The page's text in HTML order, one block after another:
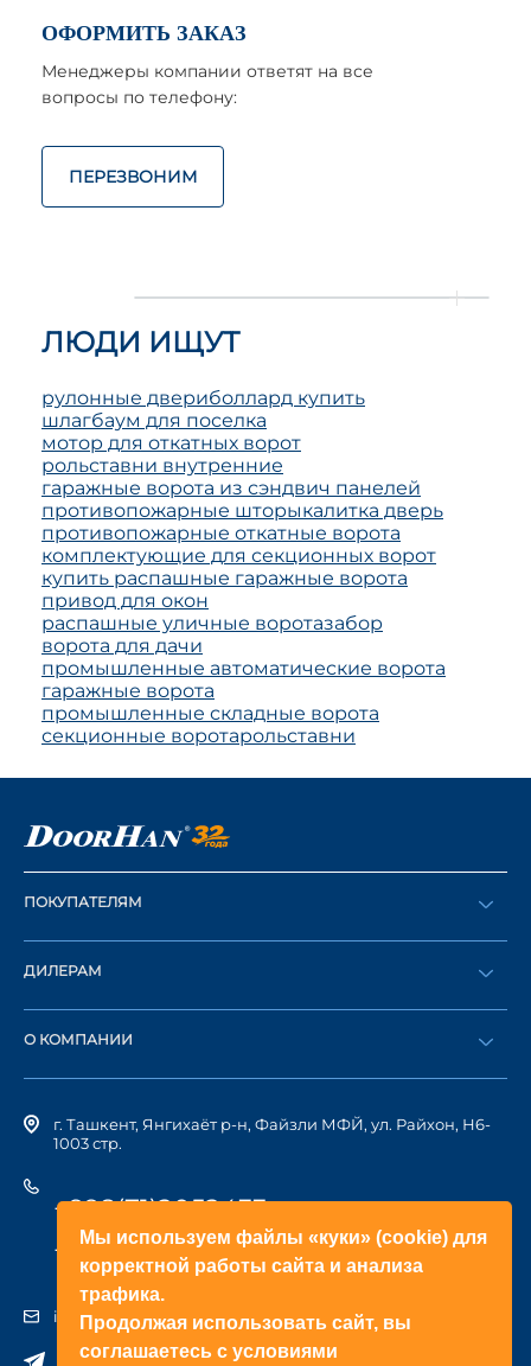
Мы используем файлы «куки» (cookie) для
корректной работы сайта и анализа
трафика.
Продолжая использовать сайт, вы
соглашаетесь с условиями
ОФОРМИТЬ ЗАКАЗ
Менеджеры компании ответят на все
вопросы по телефону:
ПЕРЕЗВОНИМ
ЛЮДИ ИЩУТ
рулонные двериболлард купить
шлагбаум для поселка
мотор для откатных ворот
рольставни внутренние
гаражные ворота из сэндвич панелей
противопожарные шторыкалитка дверь
противопожарные откатные ворота
комплектующие для секционных ворот
купить распашные гаражные ворота
привод для окон
распашные уличные воротазабор
ворота для дачи
промышленные автоматические ворота
гаражные ворота
промышленные складные ворота
секционные воротарольставни
ПОКУПАТЕЛЯМ
Оформить заказ
Каталог
ДИЛЕРАМ
Стать дилером
О КОМПАНИИ
История компании
г. Ташкент, Янгихаёт р-н, Файзли МФЙ, ул. Райхон, Н6-
1003 стр.
+998(71)2052433
+998(71)2052422
info@doorhan.uz